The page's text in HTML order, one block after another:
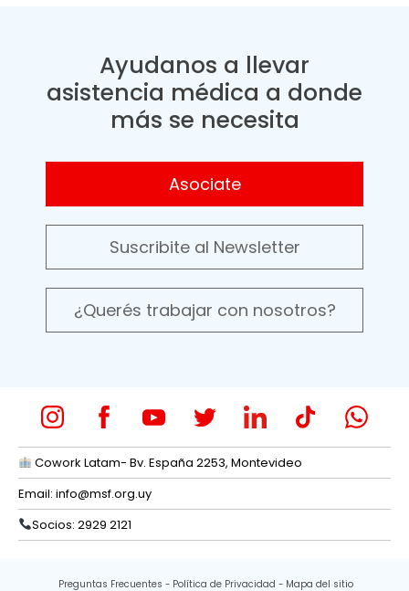
Ayudanos a llevar
asistencia médica a donde
más se necesita
Asociate
Suscribite al Newsletter
¿Querés trabajar con nosotros?
Cowork Latam- Bv. España 2253, Montevideo
Email: info@msf.org.uy
Socios: 2929 2121
Preguntas Frecuentes Política de Privacidad Mapa del sitio